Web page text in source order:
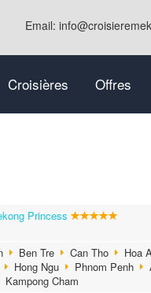
Email:
Croisières Offres
Princess
Ben Tre Can Tho Hoa
Hong Ngu Phnom Penh
Kampong Cham